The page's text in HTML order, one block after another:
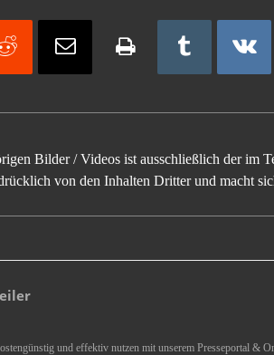
Bilder / Videos ist ausschließlich der im
von den Inhalten Dritter und macht
und effektiv nutzen mit unserem Presseportal &